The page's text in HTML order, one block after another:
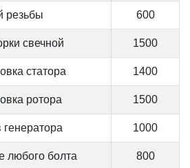
резьбы 600
свечной 1500
статора 1400
ротора 1500
1000
любого болта 800